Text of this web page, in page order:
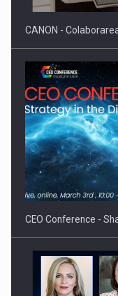
Hard Enduro Piatra
CANON -
CEO Conference -